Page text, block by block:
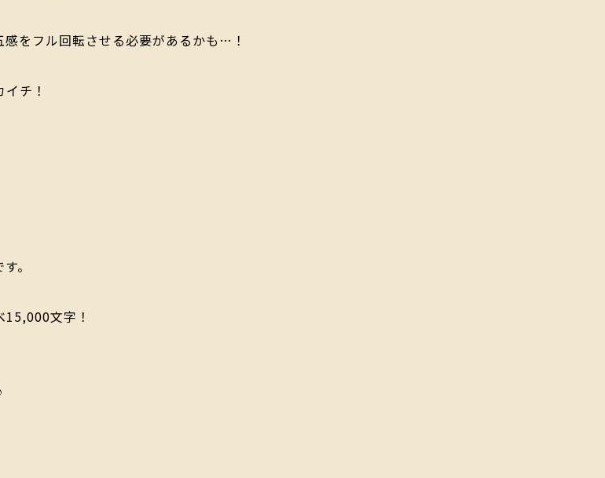
をフル回転させる必要があるかも…！
チ！
。
15,000文字 ！